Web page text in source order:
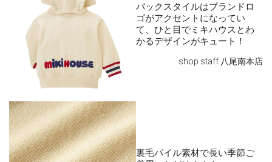
110cm
¥38,500
在庫 あり
カートに追加
120cm
¥38,500
在庫 あり
130cm
¥38,500
カートに追加
バックスタイルはブランドロ
ゴがアクセントになってい
て、ひと目でミキハウスとわ
かるデザインがキュート！
shop staff 八尾南本店
裏毛パイル素材で長い季節ご